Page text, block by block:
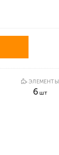
ЭЛЕМЕНТЫ
6 шт